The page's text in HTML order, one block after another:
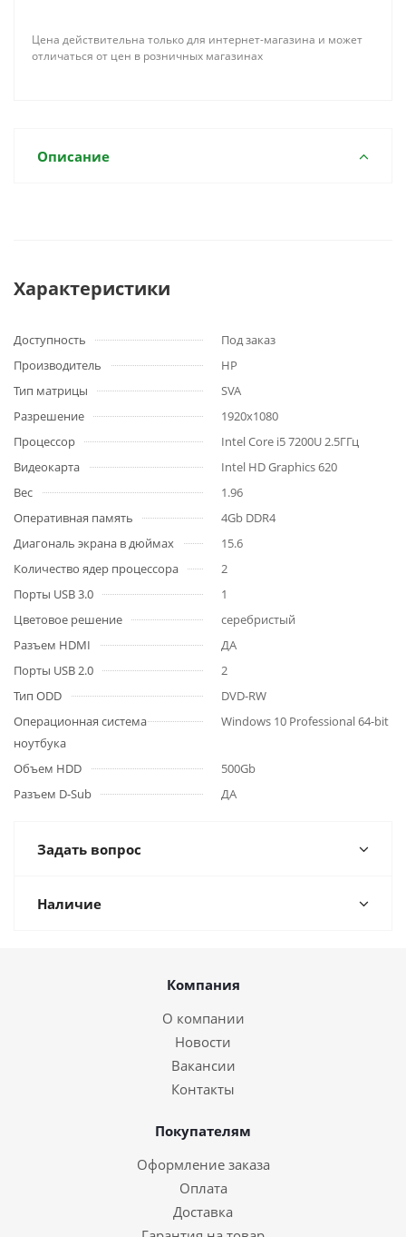
Цена действительна только для интернет-магазина и может
отличаться от цен в розничных магазинах
Описание
Характеристики
Доступность
Под заказ
Производитель
HP
Тип матрицы
SVA
Разрешение
1920x1080
Процессор
Intel Core i5 7200U 2.5ГГц
Видеокарта
Intel HD Graphics 620
Вес
1.96
Оперативная память
4Gb DDR4
Диагональ экрана в дюймах
15.6
Количество ядер процессора
2
Порты USB 3.0
1
Цветовое решение
серебристый
Разъем HDMI
ДА
Порты USB 2.0
2
Тип ODD
DVD-RW
Операционная система
ноутбука
Windows 10 Professional 64-bit
Объем HDD
500Gb
Разъем D-Sub
ДА
Задать вопрос
Наличие
Компания
О компании
Новости
Вакансии
Контакты
Покупателям
Оформление заказа
Оплата
Доставка